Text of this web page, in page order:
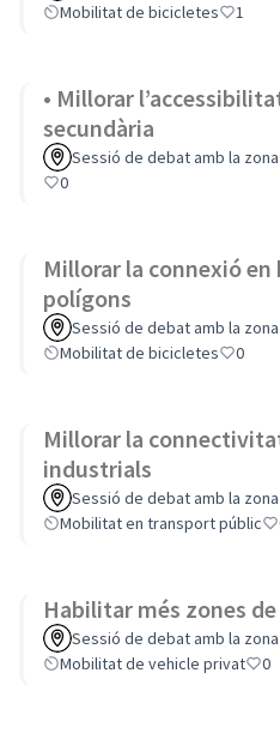
Mobilitat de bicicletes
1
• Millorar
secundària
Sessió de debat amb la
0
Millorar la connexió
polígons
Sessió de debat amb la
Mobilitat de bicicletes
0
Millorar la
industrials
Sessió de debat amb la
Mobilitat en transport públic
Habilitar més zones
Sessió de debat amb la
Mobilitat de vehicle privat
0